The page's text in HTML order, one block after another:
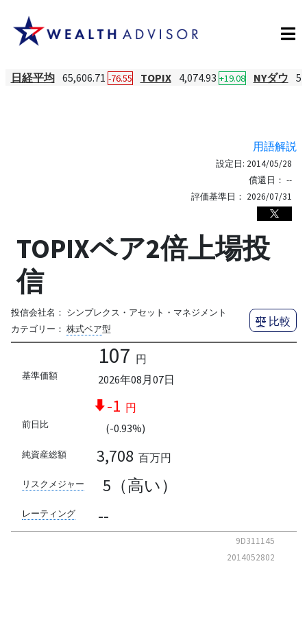
日経平均 65,606.71 -76.55 TOPIX 4,074.93 +19.08 NYダウ
用語解説
設定日: 2014/05/28
償還日： --
評価基準日： 2026/07/31
TOPIXベア2倍上場投
信
投信会社名： シンプレクス・アセット・マネジメント
カテゴリー： 株式ベア型
比較
基準価額
107 円
2026年08月07日
前日比
-1 円
(-0.93%)
純資産総額 3,708 百万円
リスクメジャー 5（高い）
レーティング --
9D311145
2014052802